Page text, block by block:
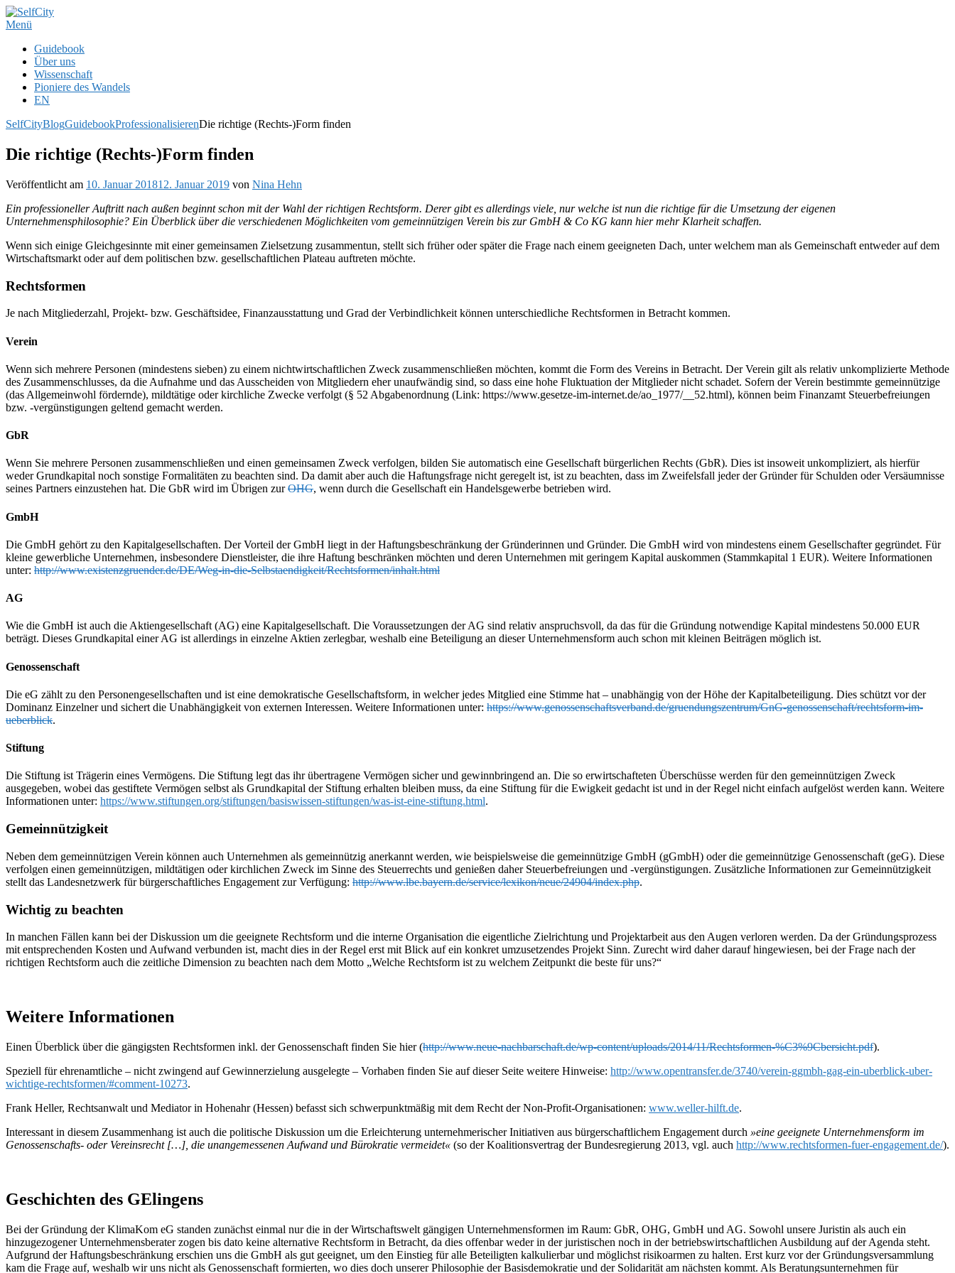
Zum
Inhalt
Menü
Guidebook
Über uns
Wissenschaft
Pioniere des Wandels
EN
SelfCityBlogGuidebookProfessionalisierenDie richtige (Rechts-)Form finden
Die richtige (Rechts-)Form finden
Veröffentlicht am 10. Januar 201812. Januar 2019 von Nina Hehn
Ein professioneller Auftritt nach außen beginnt schon mit der Wahl der richtigen Rechtsform. Derer gibt es allerdings viele, nur welche ist nun die richtige für die Umsetzung der eigenen
Unternehmensphilosophie? Ein Überblick über die verschiedenen Möglichkeiten vom gemeinnützigen Verein bis zur GmbH & Co KG kann hier mehr Klarheit schaffen.
Wenn sich einige Gleichgesinnte mit einer gemeinsamen Zielsetzung zusammentun, stellt sich früher oder später die Frage nach einem geeigneten Dach, unter welchem man als Gemeinschaft entweder auf dem
Wirtschaftsmarkt oder auf dem politischen bzw. gesellschaftlichen Plateau auftreten möchte.
Rechtsformen
Je nach Mitgliederzahl, Projekt- bzw. Geschäftsidee, Finanzausstattung und Grad der Verbindlichkeit können unterschiedliche Rechtsformen in Betracht kommen.
Verein
Wenn sich mehrere Personen (mindestens sieben) zu einem nichtwirtschaftlichen Zweck zusammenschließen möchten, kommt die Form des Vereins in Betracht. Der Verein gilt als relativ unkomplizierte Methode
des Zusammenschlusses, da die Aufnahme und das Ausscheiden von Mitgliedern eher unaufwändig sind, so dass eine hohe Fluktuation der Mitglieder nicht schadet. Sofern der Verein bestimmte gemeinnützige
(das Allgemeinwohl fördernde), mildtätige oder kirchliche Zwecke verfolgt (§ 52 Abgabenordnung (Link: https://www.gesetze-im-internet.de/ao_1977/__52.html), können beim Finanzamt Steuerbefreiungen
bzw. -vergünstigungen geltend gemacht werden.
GbR
Wenn Sie mehrere Personen zusammenschließen und einen gemeinsamen Zweck verfolgen, bilden Sie automatisch eine Gesellschaft bürgerlichen Rechts (GbR). Dies ist insoweit unkompliziert, als hierfür
weder Grundkapital noch sonstige Formalitäten zu beachten sind. Da damit aber auch die Haftungsfrage nicht geregelt ist, ist zu beachten, dass im Zweifelsfall jeder der Gründer für Schulden oder Versäumnisse
seines Partners einzustehen hat. Die GbR wird im Übrigen zurOHG, wenn durch die Gesellschaft ein Handelsgewerbe betrieben wird.
GmbH
Die GmbH gehört zu den Kapitalgesellschaften. Der Vorteil der GmbH liegt in der Haftungsbeschränkung der Gründerinnen und Gründer. Die GmbH wird von mindestens einem Gesellschafter gegründet. Für
kleine gewerbliche Unternehmen, insbesondere Dienstleister, die ihre Haftung beschränken möchten und deren Unternehmen mit geringem Kapital auskommen (Stammkapital 1 EUR). Weitere Informationen
unter: http://www.existenzgruender.de/DE/Weg-in-die-Selbstaendigkeit/Rechtsformen/inhalt.html
AG
Wie die GmbH ist auch die Aktiengesellschaft (AG) eine Kapitalgesellschaft. Die Voraussetzungen der AG sind relativ anspruchsvoll, da das für die Gründung notwendige Kapital mindestens 50.000 EUR
beträgt. Dieses Grundkapital einer AG ist allerdings in einzelne Aktien zerlegbar, weshalb eine Beteiligung an dieser Unternehmensform auch schon mit kleinen Beiträgen möglich ist.
Genossenschaft
Die eG zählt zu den Personengesellschaften und ist eine demokratische Gesellschaftsform, in welcher jedes Mitglied eine Stimme hat – unabhängig von der Höhe der Kapitalbeteiligung. Dies schützt vor der
Dominanz Einzelner und sichert die Unabhängigkeit von externen Interessen. Weitere Informationen unter: https://www.genossenschaftsverband.de/gruendungszentrum/GnG-genossenschaft/rechtsform-im-
ueberblick.
Stiftung
Die Stiftung ist Trägerin eines Vermögens. Die Stiftung legt das ihr übertragene Vermögen sicher und gewinnbringend an. Die so erwirtschafteten Überschüsse werden für den gemeinnützigen Zweck
ausgegeben, wobei das gestiftete Vermögen selbst als Grundkapital der Stiftung erhalten bleiben muss, da eine Stiftung für die Ewigkeit gedacht ist und in der Regel nicht einfach aufgelöst werden kann. Weitere
Informationen unter: https://www.stiftungen.org/stiftungen/basiswissen-stiftungen/was-ist-eine-stiftung.html.
Gemeinnützigkeit
Neben dem gemeinnützigen Verein können auch Unternehmen als gemeinnützig anerkannt werden, wie beispielsweise die gemeinnützige GmbH (gGmbH) oder die gemeinnützige Genossenschaft (geG). Diese
verfolgen einen gemeinnützigen, mildtätigen oder kirchlichen Zweck im Sinne des Steuerrechts und genießen daher Steuerbefreiungen und -vergünstigungen. Zusätzliche Informationen zur Gemeinnützigkeit
stellt das Landesnetzwerk für bürgerschaftliches Engagement zur Verfügung: http://www.lbe.bayern.de/service/lexikon/neue/24904/index.php.
Wichtig zu beachten
In manchen Fällen kann bei der Diskussion um die geeignete Rechtsform und die interne Organisation die eigentliche Zielrichtung und Projektarbeit aus den Augen verloren werden. Da der Gründungsprozess
mit entsprechenden Kosten und Aufwand verbunden ist, macht dies in der Regel erst mit Blick auf ein konkret umzusetzendes Projekt Sinn. Zurecht wird daher darauf hingewiesen, bei der Frage nach der
richtigen Rechtsform auch die zeitliche Dimension zu beachten nach dem Motto „Welche Rechtsform ist zu welchem Zeitpunkt die beste für uns?“
Weitere Informationen
Einen Überblick über die gängigsten Rechtsformen inkl. der Genossenschaft finden Sie hier (http://www.neue-nachbarschaft.de/wp-content/uploads/2014/11/Rechtsformen-%C3%9Cbersicht.pdf).
Speziell für ehrenamtliche – nicht zwingend auf Gewinnerzielung ausgelegte – Vorhaben finden Sie auf dieser Seite weitere Hinweise: http://www.opentransfer.de/3740/verein-ggmbh-gag-ein-uberblick-uber-
wichtige-rechtsformen/#comment-10273.
Frank Heller, Rechtsanwalt und Mediator in Hohenahr (Hessen) befasst sich schwerpunktmäßig mit dem Recht der Non-Profit-Organisationen: www.weller-hilft.de.
Interessant in diesem Zusammenhang ist auch die politische Diskussion um die Erleichterung un­ternehmerischer Initiativen aus bürgerschaftlichem Engagement durch »eine geeignete Unternehmensform im
Genossenschafts- oder Vereinsrecht […], die unangemessenen Aufwand und Bürokratie vermeidet« (so der Koalitionsvertrag der Bundesregierung 2013, vgl. auch http://www.rechtsformen-fuer-engagement.de/).
Geschichten des GElingens
Bei der Gründung der KlimaKom eG standen zunächst einmal nur die in der Wirtschaftswelt gängigen Unternehmensformen im Raum: GbR, OHG, GmbH und AG. Sowohl unsere Juristin als auch ein
hinzugezogener Unternehmensberater zogen bis dato keine alternative Rechtsform in Betracht, da dies offenbar weder in der juristischen noch in der betriebswirtschaftlichen Ausbildung auf der Agenda steht.
Aufgrund der Haftungsbeschränkung erschien uns die GmbH als gut geeignet, um den Einstieg für alle Beteiligten kalkulierbar und möglichst risikoarmen zu halten. Erst kurz vor der Gründungsversammlung
kam die Frage auf, weshalb wir uns nicht als Genossenschaft formierten, wo dies doch unserer Philosophie der Basisdemokratie und der Solidarität am nächsten kommt. Als Beratungsunternehmen für